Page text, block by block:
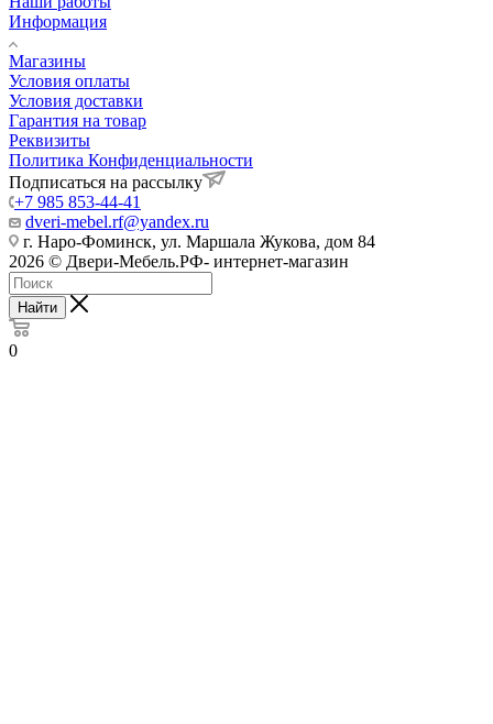
Информация
Магазины
Условия оплаты
Условия доставки
Гарантия на товар
Реквизиты
Политика Конфиденциальности
Подписаться на рассылку
+7 985 853-44-41
dveri-mebel.rf@yandex.ru
г. Наро-Фоминск, ул. Маршала Жукова, дом 84
2026 © Двери-Мебель.РФ- интернет-магазин
Найти
0